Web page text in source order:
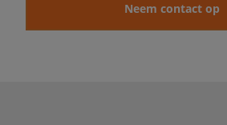
Neem contact op